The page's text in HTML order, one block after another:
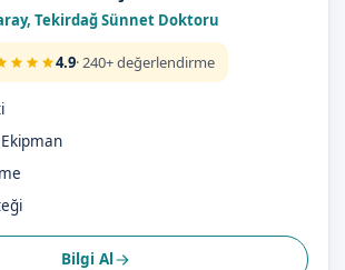
Tekirdağ Sünnet Doktoru
4.9· 240+ değerlendirme
Bilgi Al